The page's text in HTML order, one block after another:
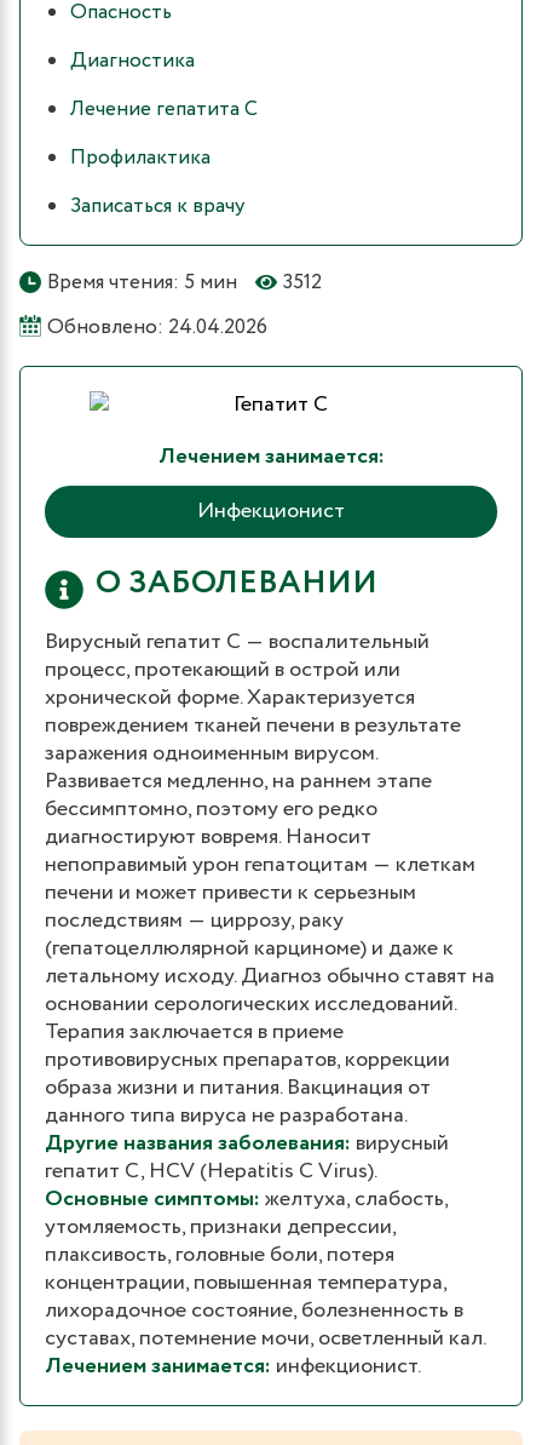
Время чтения: 5 мин
3512
Обновлено: 24.04.2026
Лечением занимается:
Инфекционист
О ЗАБОЛЕВАНИИ
Вирусный гепатит С ― воспалительный
процесс, протекающий в острой или
хронической форме. Характеризуется
повреждением тканей печени в результате
заражения одноименным вирусом.
Развивается медленно, на раннем этапе
бессимптомно, поэтому его редко
диагностируют вовремя. Наносит
непоправимый урон гепатоцитам ― клеткам
печени и может привести к серьезным
последствиям ― циррозу, раку
(гепатоцеллюлярной карциноме) и даже к
летальному исходу. Диагноз обычно ставят на
основании серологических исследований.
Терапия заключается в приеме
противовирусных препаратов, коррекции
образа жизни и питания. Вакцинация от
данного типа вируса не разработана.
Другие названия заболевания: вирусный
гепатит С, HCV (Hepatitis С Virus).
Основные симптомы:желтуха, слабость,
утомляемость, признаки депрессии,
плаксивость, головные боли, потеря
концентрации, повышенная температура,
лихорадочное состояние, болезненность в
суставах, потемнение мочи, осветленный кал.
Лечением занимается: инфекционист.
Опасность
Диагностика
Лечение гепатита C
Профилактика
Записаться к врачу